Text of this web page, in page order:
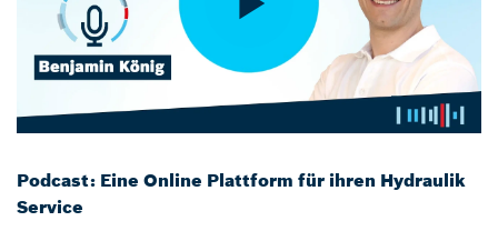
Podcast: Eine Online Plattform für ihren Hydraulik
Service